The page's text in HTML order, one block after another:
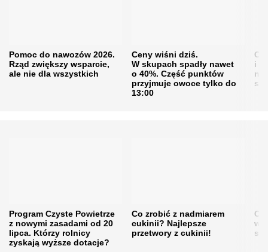
Pomoc do nawozów 2026.
Rząd zwiększy wsparcie,
ale nie dla wszystkich
Ceny wiśni dziś.
W skupach spadły nawet
o 40%. Część punktów
przyjmuje owoce tylko do
13:00
i
Program Czyste Powietrze
z nowymi zasadami od 20
lipca. Którzy rolnicy
zyskają wyższe dotacje?
Co zrobić z nadmiarem
cukinii? Najlepsze
przetwory z cukinii!
w